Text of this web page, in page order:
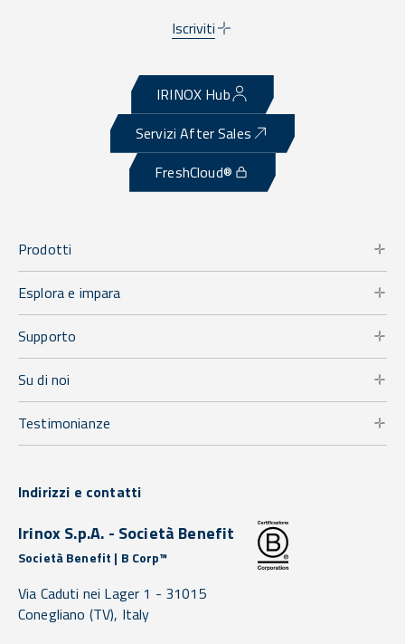
Iscriviti
IRINOX Hub
Servizi After Sales
FreshCloud®
Prodotti
Esplora e impara
Supporto
Su di noi
Testimonianze
Indirizzi e contatti
Irinox S.p.A. - Società Benefit
Società Benefit | B Corp™
Via Caduti nei Lager 1 - 31015
Conegliano (TV), Italy